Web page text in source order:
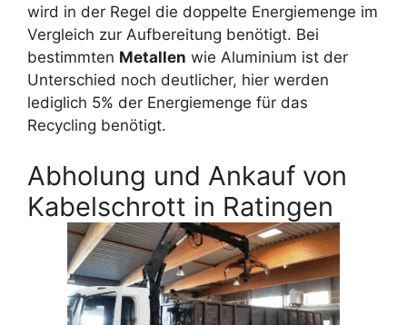
wird in der Regel die doppelte Energiemenge im
Vergleich zur Aufbereitung benötigt. Bei
bestimmten Metallen wie Aluminium ist der
Unterschied noch deutlicher, hier werden
lediglich 5% der Energiemenge für das
Recycling benötigt.
Abholung und Ankauf von
Kabelschrott in Ratingen